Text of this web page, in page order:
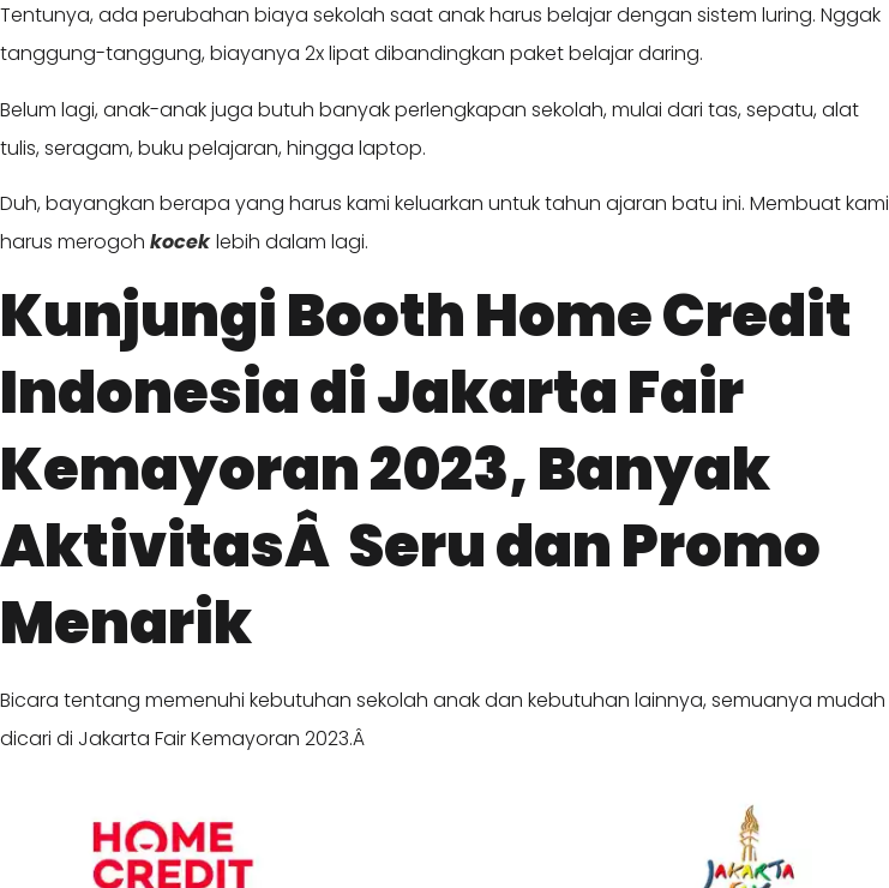
Tentunya, ada perubahan biaya sekolah saat anak harus belajar dengan sistem luring. Nggak
tanggung-tanggung, biayanya 2x lipat dibandingkan paket belajar daring.
Belum lagi, anak-anak juga butuh banyak perlengkapan sekolah, mulai dari tas, sepatu, alat
tulis, seragam, buku pelajaran, hingga laptop.
Duh, bayangkan berapa yang harus kami keluarkan untuk tahun ajaran batu ini. Membuat kami
harus merogoh kocek lebih dalam lagi.
Kunjungi Booth Home Credit
Indonesia di Jakarta Fair
Kemayoran 2023, Banyak
AktivitasÂ Seru dan Promo
Menarik
Bicara tentang memenuhi kebutuhan sekolah anak dan kebutuhan lainnya, semuanya mudah
dicari di Jakarta Fair Kemayoran 2023.Â